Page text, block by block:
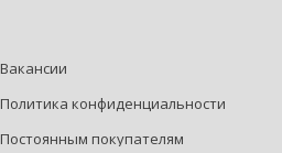
Вакансии
Политика конфиденциальности
Постоянным покупателям